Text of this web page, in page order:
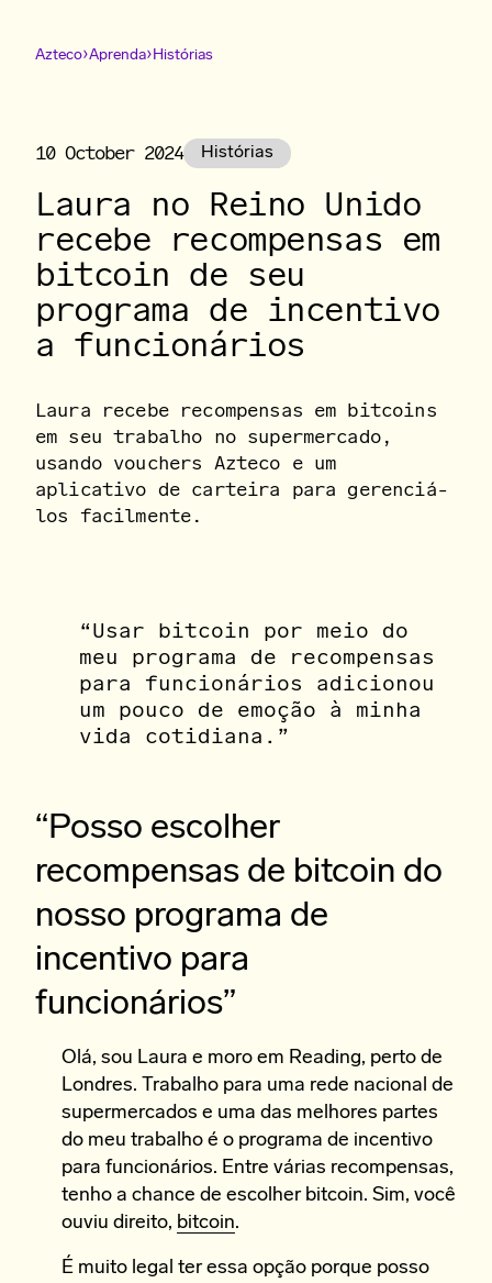
Azteco›Aprenda›Histórias
10 October 2024 Histórias
Laura no Reino Unido
recebe recompensas em
bitcoin de seu
programa de incentivo
a funcionários
Laura recebe recompensas em bitcoins
em seu trabalho no supermercado,
usando vouchers Azteco e um
aplicativo de carteira para gerenciá-
los facilmente.
“Usar bitcoin por meio do
meu programa de recompensas
para funcionários adicionou
um pouco de emoção à minha
vida cotidiana.”
“Posso escolher
recompensas de bitcoin do
nosso programa de
incentivo para
funcionários”
Olá, sou Laura e moro em Reading, perto de
Londres. Trabalho para uma rede nacional de
supermercados e uma das melhores partes
do meu trabalho é o programa de incentivo
para funcionários. Entre várias recompensas,
tenho a chance de escolher bitcoin. Sim, você
ouviu direito, bitcoin.
É muito legal ter essa opção porque posso